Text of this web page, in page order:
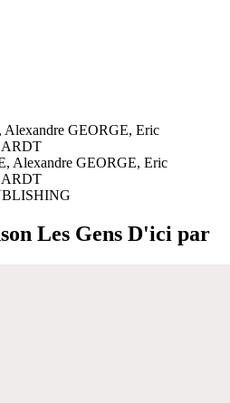
Alexandre GEORGE, Eric
Alexandre GEORGE, Eric
Les Gens D'ici par